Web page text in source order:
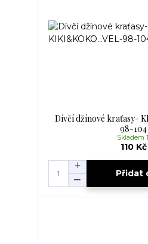
Dívčí džínové kraťasy-
98-104
110 Kč
Skladem 1
Přidat